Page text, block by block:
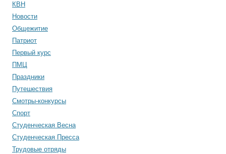
КВН
Новости
Общежитие
Патриот
Первый курс
ПМЦ
Праздники
Путешествия
Смотры-конкурсы
Спорт
Студенческая Весна
Студенческая Пресса
Трудовые отряды